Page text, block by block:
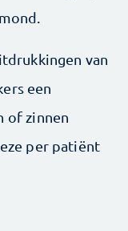
van
een
of zinnen
per patiënt